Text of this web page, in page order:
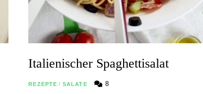
Italienischer Spaghettisalat
REZEPTE / SALATE 8